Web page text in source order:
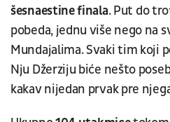
šesnaestine finala. Put do
pobeda, jednu više nego na
Mundajalima. Svaki tim koji
Nju Džerziju biće nešto
kakav nijedan prvak pre